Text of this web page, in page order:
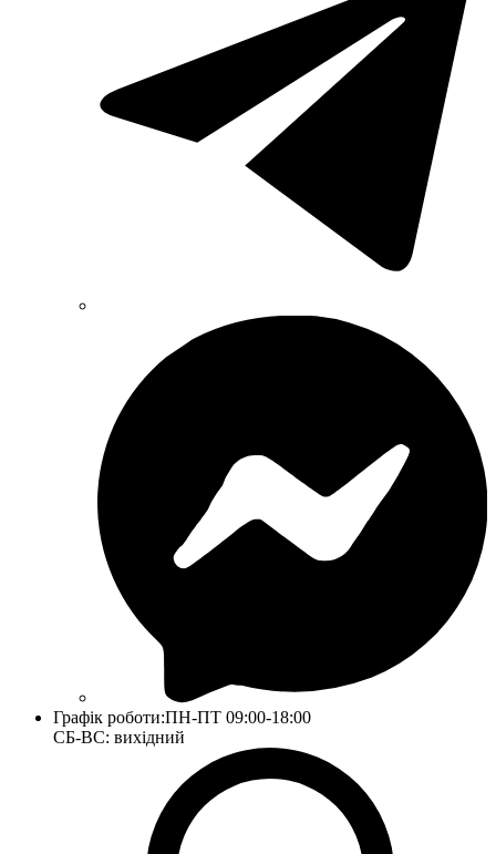
Графік роботи:ПН-ПТ 09:00-18:00
СБ-ВС: вихідний